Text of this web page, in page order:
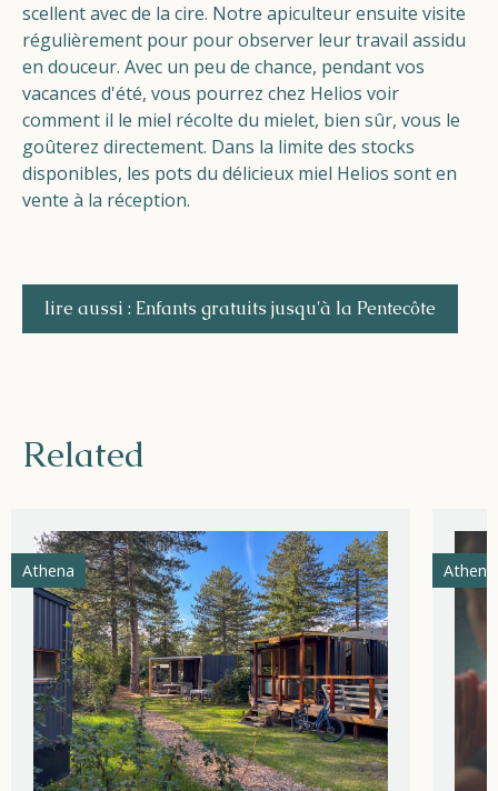
scellent avec de la cire. Notre apiculteurensuite visite
régulièrement pour pour observer leur travail assidu
en douceur. Avec un peu de chance, pendant vos
vacances d'été, vous pourrez chez Helios voir
comment il le miel récolte du mielet, bien sûr, vous le
goûterez directement. Dans la limite des stocks
disponibles, les pots du délicieux miel Helios sont en
vente à la réception.
lire aussi : Enfants gratuits jusqu'à la Pentecôte
Related
Athena